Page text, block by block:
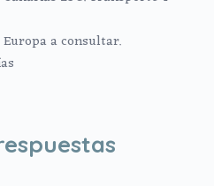
a consultar.